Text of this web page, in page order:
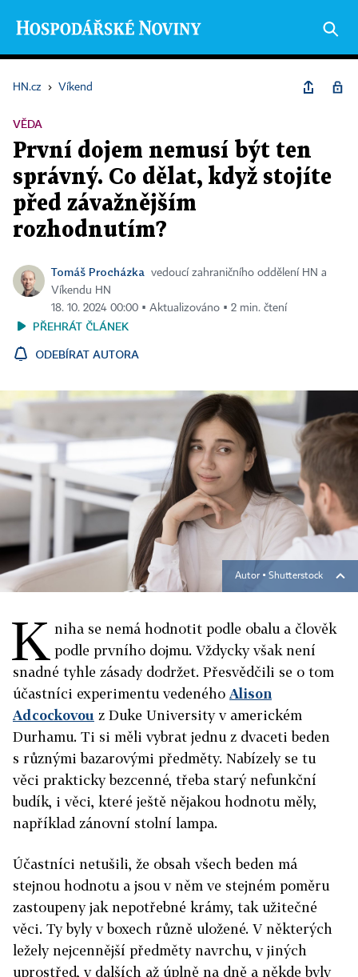
HN.cz › Víkend
VĚDA
První dojem nemusí být ten
správný. Co dělat, když stojíte
před závažnějším
rozhodnutím?
Tomáš Procházka
vedoucí zahraničního oddělení HN a
Víkendu HN
18. 10. 2024 00:00 ▪ Aktualizováno ▪ 2 min. čtení
PŘEHRÁT ČLÁNEK
ODEBÍRAT AUTORA
Autor ▪ Shutterstock
K niha se nemá hodnotit podle obalu a člověk
podle prvního dojmu. Vždycky však není
snadné tyhle zásady dodržet. Přesvědčili se o tom
účastníci experimentu vedeného Alison
Adcockovou z Duke University v americkém
Durhamu. Ti si měli vybrat jednu z dvaceti beden
s různými bazarovými předměty. Nabízely se tu
věci prakticky bezcenné, třeba starý nefunkční
budík, i věci, které ještě nějakou hodnotu měly,
například zánovní stolní lampa.
Účastníci netušili, že obsah všech beden má
stejnou hodnotu a jsou v něm ve stejném poměru
zastoupeny jak nepotřebné krámy, tak užitečné
věci. Ty byly v boxech různě uložené. V některých
ležely nejcennější předměty navrchu, v jiných
uprostřed, v dalších až úplně na dně a někde byly